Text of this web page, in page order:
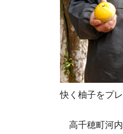
快く柚子をプ
高千穂町河内